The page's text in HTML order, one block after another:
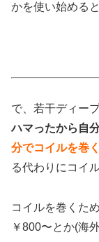
かを使い始める
で、若干ディー
ハマったから自
分でコイルを巻
る代わりにコイ
コイルを巻くた
￥800〜とか(海